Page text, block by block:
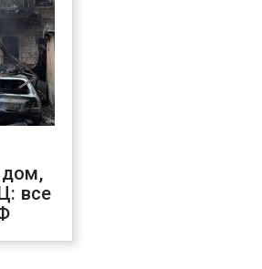
дом,
все